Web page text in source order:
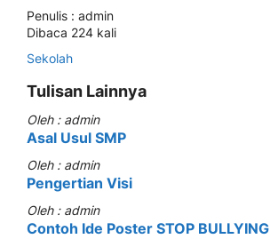
Penulis : admin
Dibaca 224 kali
Sekolah
Tulisan Lainnya
Oleh : admin
Asal Usul SMP
Oleh : admin
Pengertian Visi
Oleh : admin
Contoh Ide Poster STOP BULLYING